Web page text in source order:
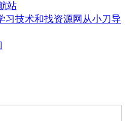
站
习技术和找资源网从小刀导